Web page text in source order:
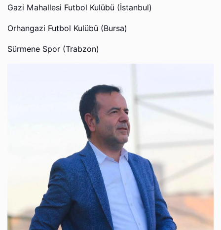
Gazi Mahallesi Futbol Kulübü (İstanbul)
Orhangazi Futbol Kulübü (Bursa)
Sürmene Spor (Trabzon)